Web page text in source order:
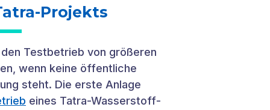
Projekts
Testbetrieb von größeren
wenn keine öffentliche
steht. Die erste Anlage
eines Tatra-Wasserstoff-